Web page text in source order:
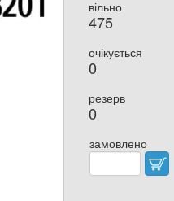
вільно
475
очікується
0
резерв
0
замовлено